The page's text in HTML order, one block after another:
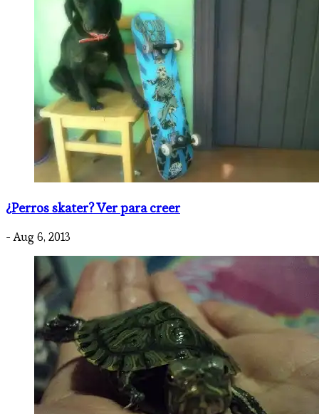
¿Perros skater? Ver para creer
- Aug 6, 2013